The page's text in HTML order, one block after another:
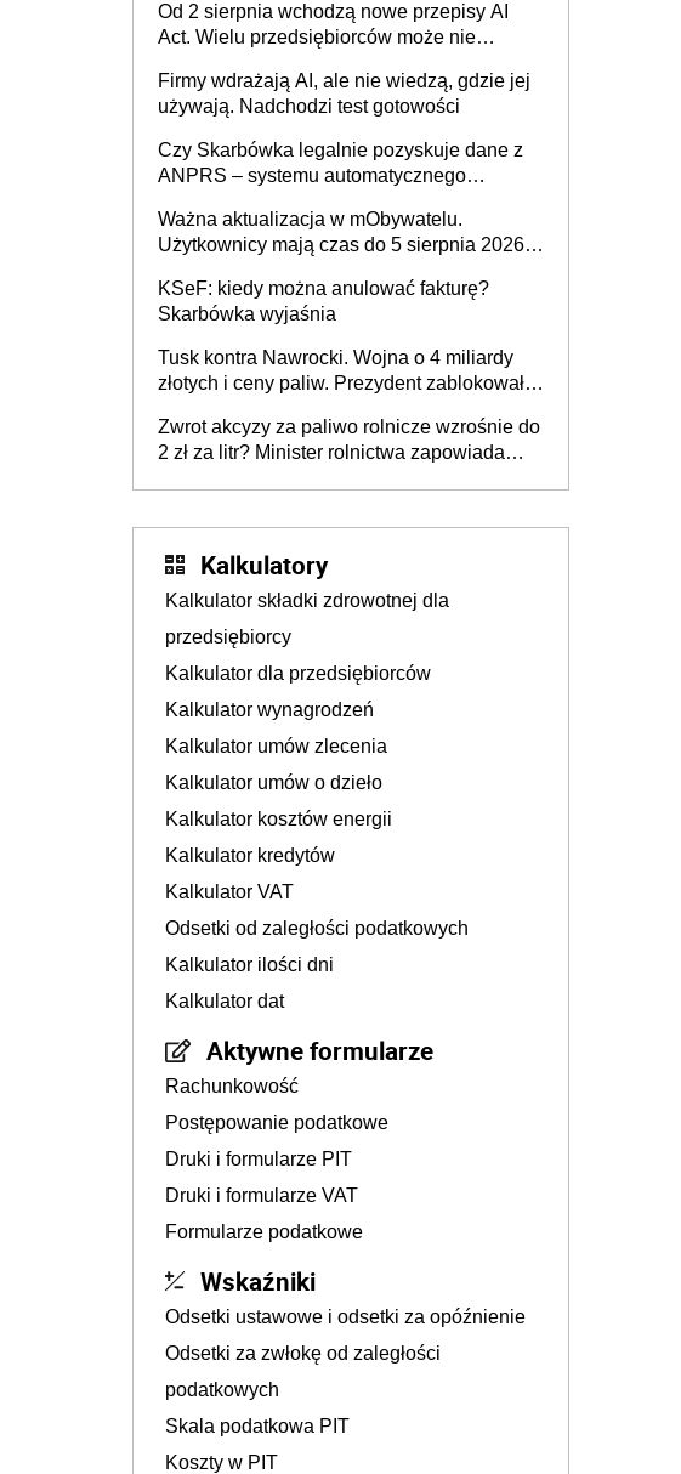
darowizna, ale podatku jednak nie będzie
Od 2 sierpnia wchodzą nowe przepisy AI
Act. Wielu przedsiębiorców może nie
Firmy wdrażają AI, ale nie wiedzą, gdzie jej
używają. Nadchodzi test gotowości
Czy Skarbówka legalnie pozyskuje dane z
ANPRS – systemu automatycznego
pojazdów z kamer drogowych?
Ważna aktualizacja w mObywatelu.
Użytkownicy mają czas do 5 sierpnia 2026
KSeF: kiedy można anulować fakturę?
Skarbówka wyjaśnia
Tusk kontra Nawrocki. Wojna o 4 miliardy
złotych i ceny paliw. Prezydent zablokował
wymierzonym we wszystkich polskich
kierowców”
Zwrot akcyzy za paliwo rolnicze wzrośnie do
2 zł za litr? Minister rolnictwa zapowiada
Kalkulatory
Kalkulator składki zdrowotnej dla
przedsiębiorcy
Kalkulator dla przedsiębiorców
Kalkulator wynagrodzeń
Kalkulator umów zlecenia
Kalkulator umów o dzieło
Kalkulator kosztów energii
Kalkulator kredytów
Kalkulator VAT
Odsetki od zaległości podatkowych
Kalkulator ilości dni
Kalkulator dat
Aktywne formularze
Rachunkowość
Postępowanie podatkowe
Druki i formularze PIT
Druki i formularze VAT
Formularze podatkowe
Wskaźniki
Odsetki ustawowe i odsetki za opóźnienie
Odsetki za zwłokę od zaległości
podatkowych
Skala podatkowa PIT
Koszty w PIT